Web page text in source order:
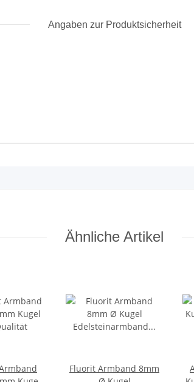
Angaben zur Produktsicherheit
Ähnliche Artikel
Fluorit Armband 8mm